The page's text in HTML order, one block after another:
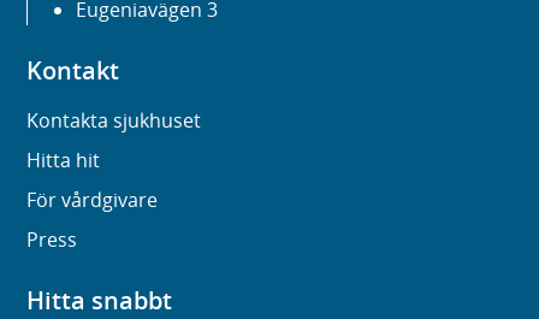
Eugeniavägen 3
Kontakt
Kontakta sjukhuset
Hitta hit
För vårdgivare
Press
Hitta snabbt